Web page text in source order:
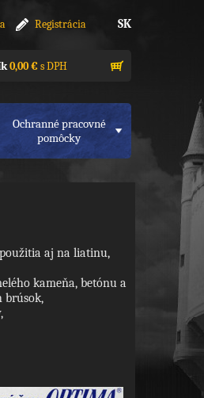
Registrácia SK
0,00 €s DPH
Ochranné pracovné
pomôcky
aj na liatinu,
kameňa, betónu a
brúsok,